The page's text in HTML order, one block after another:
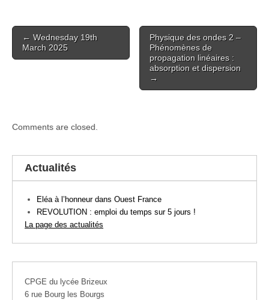
Post
navigation
← Wednesday 19th
March 2025
Physique des ondes 2 –
Phénomènes de
propagation linéaires :
absorption et dispersion
→
Comments are closed.
Actualités
Eléa à l’honneur dans Ouest France
REVOLUTION : emploi du temps sur 5 jours !
La page des actualités
CPGE du lycée Brizeux
6 rue Bourg les Bourgs